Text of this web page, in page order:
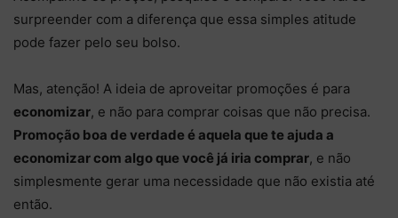
surpreender com a diferença que essa simples atitude
pode fazer pelo seu bolso.
Mas, atenção! A ideia de aproveitar promoções é para
economizar, e não para comprar coisas que não precisa.
Promoção boa de verdade é aquela que te ajuda a
economizar com algo que você já iria comprar, e não
simplesmente gerar uma necessidade que não existia até
então.